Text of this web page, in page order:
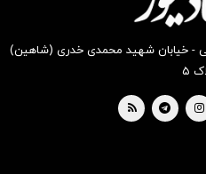
- خیابان شهید محمدی خدری (شاهین)
۵